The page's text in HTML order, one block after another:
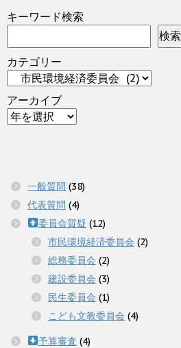
キーワード検索
検索
カテゴリー
アーカイブ
一般質問 (38)
代表質問 (4)
委員会質疑 (12)
市民環境経済委員会 (2)
総務委員会 (2)
建設委員会 (3)
民生委員会 (1)
こども文教委員会 (4)
予算審査 (4)